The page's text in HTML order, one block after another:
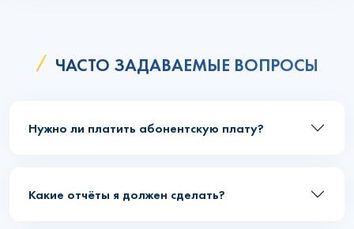
ЧАСТО ЗАДАВАЕМЫЕ ВОПРОСЫ
Нужно ли платить абонентскую плату?
Какие отчёты я должен сделать?